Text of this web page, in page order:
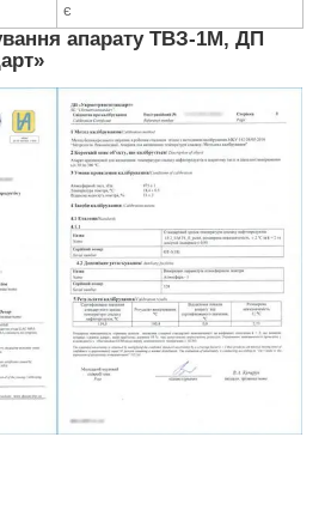
є
апарату ТВЗ-1М, ДП